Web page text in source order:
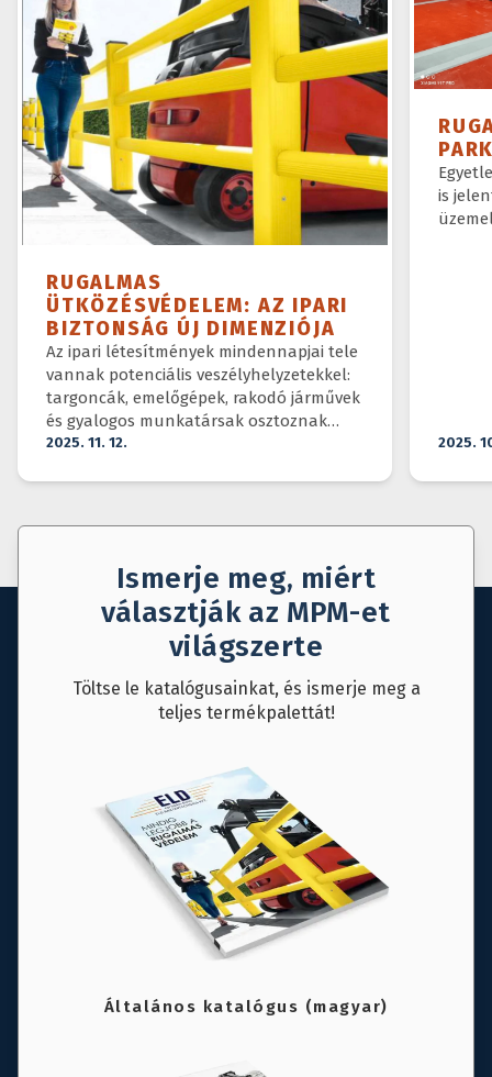
RUGALMAS
ÜTKÖZÉSVÉDELEM: AZ IPARI
BIZTONSÁG ÚJ DIMENZIÓJA
Az ipari létesítmények mindennapjai tele
vannak potenciális veszélyhelyzetekkel:
targoncák, emelőgépek, rakodó járművek
és gyalogos munkatársak osztoznak
ugyanazon a téren.
2025. 11. 12.
is
2025.
Ismerje meg, miért
választják az MPM-et
világszerte
Töltse le katalógusainkat, és ismerje meg a
teljes termékpalettát!
Általános katalógus (magyar)